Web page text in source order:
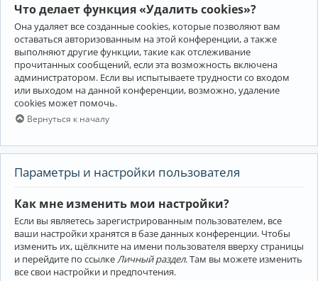
Что делает функция «Удалить cookies»?
Она удаляет все созданные cookies, которые позволяют вам
оставаться авторизованным на этой конференции, а также
выполняют другие функции, такие как отслеживание
прочитанных сообщений, если эта возможность включена
администратором. Если вы испытываете трудности со входом
или выходом на данной конференции, возможно, удаление
cookies может помочь.
Вернуться к началу
Параметры и настройки пользователя
Как мне изменить мои настройки?
Если вы являетесь зарегистрированным пользователем, все
ваши настройки хранятся в базе данных конференции. Чтобы
изменить их, щёлкните на имени пользователя вверху страницы
и перейдите по ссылке Личный раздел. Там вы можете изменить
все свои настройки и предпочтения.